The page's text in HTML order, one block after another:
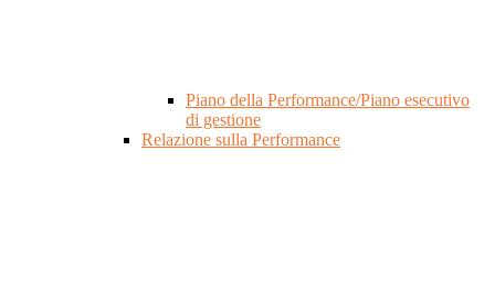
Piano della Performance/Piano esecutivo
di gestione
Relazione sulla Performance